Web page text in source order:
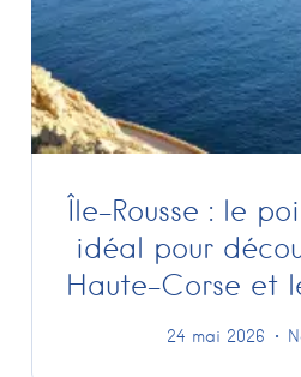
Île-Rousse : le
idéal pour
Haute-Corse et
24 mai 2026